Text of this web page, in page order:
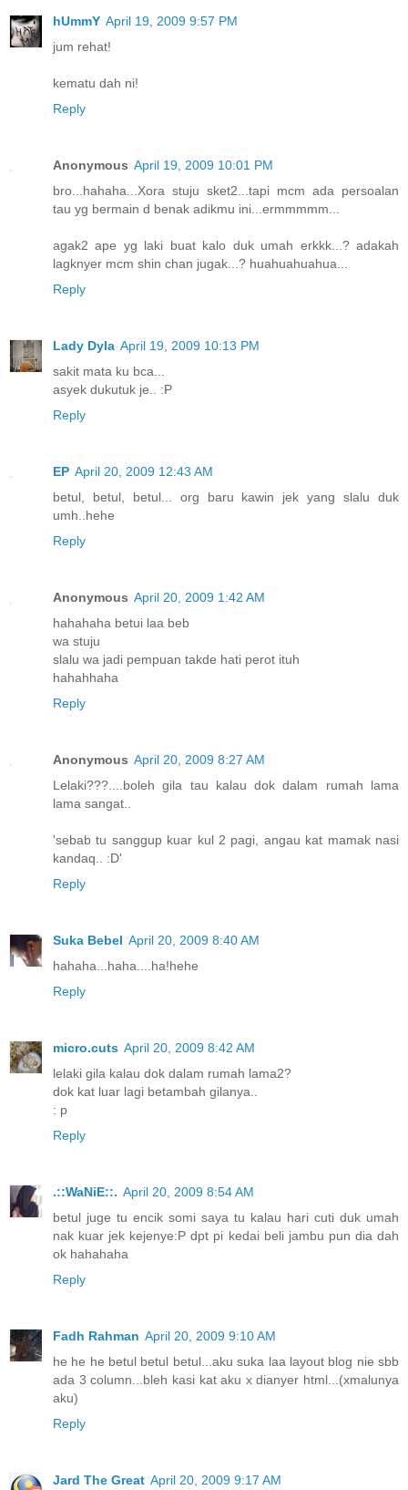
hUmmY April 19, 2009 9:57 PM
jum rehat!
kematu dah ni!
Reply
Anonymous April 19, 2009 10:01 PM
bro...hahaha...Xora stuju sket2...tapi mcm ada persoalan
tau yg bermain d benak adikmu ini...ermmmmm...
agak2 ape yg laki buat kalo duk umah erkkk...? adakah
lagknyer mcm shin chan jugak...? huahuahuahua...
Reply
Lady Dyla April 19, 2009 10:13 PM
sakit mata ku bca...
asyek dukutuk je.. :P
Reply
EP April 20, 2009 12:43 AM
betul, betul, betul... org baru kawin jek yang slalu duk
umh..hehe
Reply
Anonymous April 20, 2009 1:42 AM
hahahaha betui laa beb
wa stuju
slalu wa jadi pempuan takde hati perot ituh
hahahhaha
Reply
Anonymous April 20, 2009 8:27 AM
Lelaki???....boleh gila tau kalau dok dalam rumah lama
lama sangat..
'sebab tu sanggup kuar kul 2 pagi, angau kat mamak nasi
kandaq.. :D'
Reply
Suka Bebel April 20, 2009 8:40 AM
hahaha...haha....ha!hehe
Reply
micro.cuts April 20, 2009 8:42 AM
lelaki gila kalau dok dalam rumah lama2?
dok kat luar lagi betambah gilanya..
: p
Reply
.::WaNiE::. April 20, 2009 8:54 AM
betul juge tu encik somi saya tu kalau hari cuti duk umah
nak kuar jek kejenye:P dpt pi kedai beli jambu pun dia dah
ok hahahaha
Reply
Fadh Rahman April 20, 2009 9:10 AM
he he he betul betul betul...aku suka laa layout blog nie sbb
ada 3 column...bleh kasi kat aku x dianyer html...(xmalunya
aku)
Reply
Jard The Great April 20, 2009 9:17 AM